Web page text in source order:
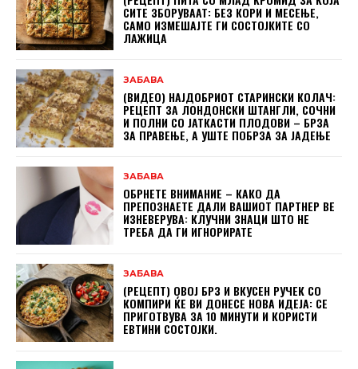
СИТЕ ЗБОРУВААТ: БЕЗ КОРИ И МЕСЕЊЕ,
САМО ИЗМЕШАЈТЕ ГИ СОСТОЈКИТЕ СО
ЛАЖИЦА
ЗАБАВА
(ВИДЕО) НАЈДОБРИОТ СТАРИНСКИ КОЛАЧ:
РЕЦЕПТ ЗА ЛОНДОНСКИ ШТАНГЛИ, СОЧНИ
И ПОЛНИ СО ЈАТКАСТИ ПЛОДОВИ – БРЗА
ЗА ПРАВЕЊЕ, А УШТЕ ПОБРЗА ЗА ЈАДЕЊЕ
ЗАБАВА
ОБРНЕТЕ ВНИМАНИЕ – КАКО ДА
ПРЕПОЗНАЕТЕ ДАЛИ ВАШИОТ ПАРТНЕР ВЕ
ИЗНЕВЕРУВА: КЛУЧНИ ЗНАЦИ ШТО НЕ
ТРЕБА ДА ГИ ИГНОРИРАТЕ
ЗАБАВА
(РЕЦЕПТ) ОВОЈ БРЗ И ВКУСЕН РУЧЕК СО
КОМПИРИ ЌЕ ВИ ДОНЕСЕ НОВА ИДЕЈА: СЕ
ПРИГОТВУВА ЗА 10 МИНУТИ И КОРИСТИ
ЕВТИНИ СОСТОЈКИ.